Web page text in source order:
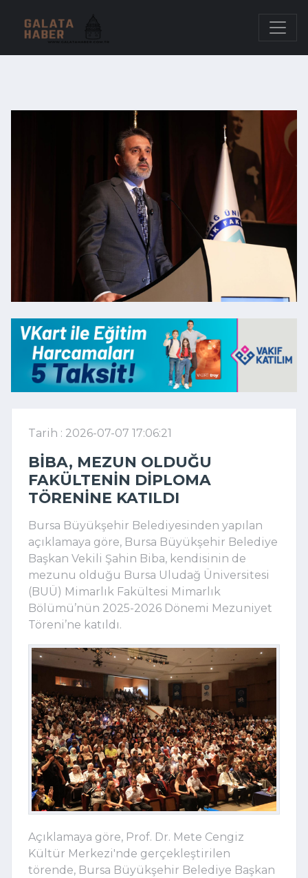
Tarih : 2026-07-07 17:06:21
BIBA, MEZUN OLDUĞU
FAKÜLTENIN DIPLOMA
TÖRENINE KATILDI
Bursa Büyükşehir Belediyesinden yapılan
açıklamaya göre, Bursa Büyükşehir Belediye
Başkan Vekili Şahin Biba, kendisinin de
mezunu olduğu Bursa Uludağ Üniversitesi
(BUÜ) Mimarlık Fakültesi Mimarlık
Bölümü’nün 2025-2026 Dönemi Mezuniyet
Töreni’ne katıldı.
Açıklamaya göre, Prof. Dr. Mete Cengiz
Kültür Merkezi'nde gerçekleştirilen
törende, Bursa Büyükşehir Belediye Başkan